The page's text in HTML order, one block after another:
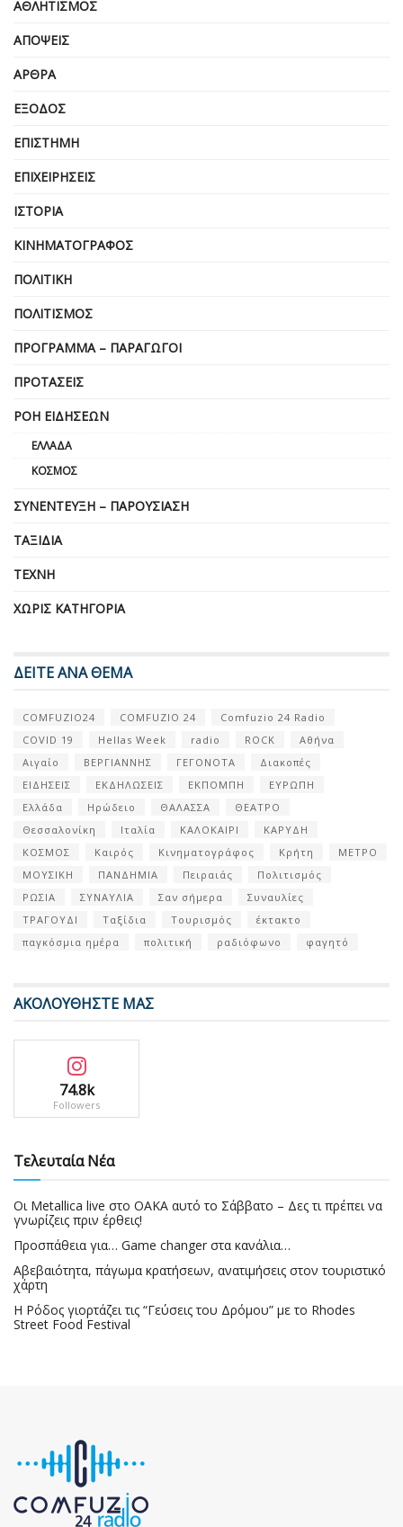
ΑΘΛΗΤΙΣΜΌΣ
ΑΠΌΨΕΙΣ
ΆΡΘΡΑ
ΈΞΟΔΟΣ
ΕΠΙΣΤΉΜΗ
ΕΠΙΧΕΙΡΗΣΕΙΣ
ΙΣΤΟΡΊΑ
ΚΙΝΗΜΑΤΟΓΡΆΦΟΣ
ΠΟΛΙΤΙΚΉ
ΠΟΛΙΤΙΣΜΌΣ
ΠΡΌΓΡΑΜΜΑ – ΠΑΡΑΓΩΓΟΊ
ΠΡΟΤΆΣΕΙΣ
ΡΟΉ ΕΙΔΉΣΕΩΝ
ΕΛΛΆΔΑ
ΚΌΣΜΟΣ
ΣΥΝΈΝΤΕΥΞΗ – ΠΑΡΟΥΣΊΑΣΗ
ΤΑΞΊΔΙΑ
ΤΈΧΝΗ
ΧΩΡΊΣ ΚΑΤΗΓΟΡΊΑ
ΔΕΙΤΕ ΑΝΑ ΘΕΜΑ
COMFUZIO24 COMFUZIO 24
Comfuzio 24 Radio
COVID 19
Hellas Week radio ROCK
Αθήνα
Αιγαίο
ΒΕΡΓΙΑΝΝΗΣ ΓΕΓΟΝΟΤΑ
Διακοπές
ΕΙΔΗΣΕΙΣ
ΕΚΔΗΛΩΣΕΙΣ ΕΚΠΟΜΠΗ
ΕΥΡΩΠΗ
Ελλάδα
Ηρώδειο ΘΑΛΑΣΣΑ
ΘΕΑΤΡΟ
Θεσσαλονίκη
Ιταλία ΚΑΛΟΚΑΙΡΙ
ΚΑΡΥΔΗ
ΚΟΣΜΟΣ
Καιρός Κινηματογράφος Κρήτη
ΜΕΤΡΟ
ΜΟΥΣΙΚΗ
ΠΑΝΔΗΜΙΑ Πειραιάς
Πολιτισμός
ΡΩΣΙΑ
ΣΥΝΑΥΛΙΑ Σαν σήμερα
Συναυλίες
ΤΡΑΓΟΥΔΙ
Ταξίδια Τουρισμός
έκτακτο
παγκόσμια ημέρα
πολιτική ραδιόφωνο φαγητό
ΑΚΟΛΟΥΘΗΣΤΕ ΜΑΣ
74.8k
Followers
Τελευταία Νέα
Οι Metallica live στο ΟΑΚΑ αυτό το Σάββατο – Δες τι πρέπει να
γνωρίζεις πριν έρθεις!
Προσπάθεια για… Game changer στα κανάλια…
Αβεβαιότητα, πάγωμα κρατήσεων, ανατιμήσεις στον τουριστικό
χάρτη
Η Ρόδος γιορτάζει τις “Γεύσεις του Δρόμου” με το Rhodes
Street Food Festival